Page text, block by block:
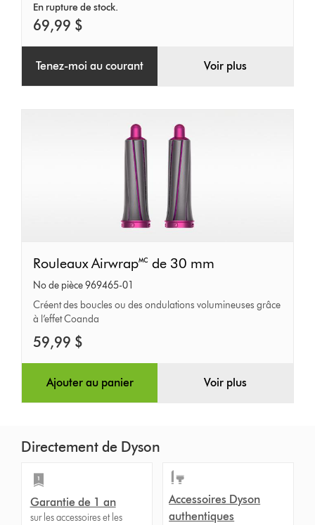
En rupture de stock.
69,99 $
Tenez-moi au courant Voir plus
Rouleaux
Airwrap🅪
de
30
mm
Rouleaux Airwrap🅪 de 30 mm
No de pièce 969465-01
Créent des boucles ou des ondulations volumineuses grâce
à l’effet Coanda
59,99 $
Ajouter au panier Voir plus
Directement de Dyson
Garantie de 1 an
sur les accessoires et les
Accessoires Dyson
authentiques